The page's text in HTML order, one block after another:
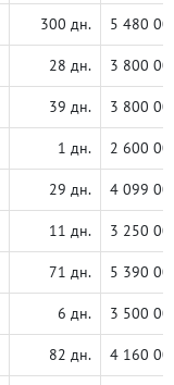
300 дн. 5 480
28 дн. 3 800
39 дн. 3 800
1 дн. 2 600
29 дн. 4 099
11 дн. 3 250
71 дн. 5 390
6 дн. 3 500
82 дн. 4 160